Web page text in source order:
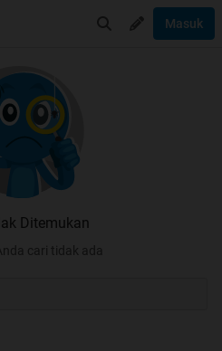
Masuk
Ditemukan
cari tidak ada